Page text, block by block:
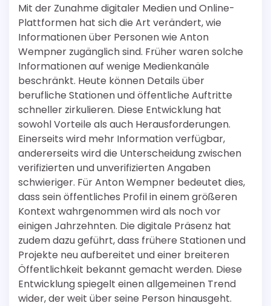
Mit der Zunahme digitaler Medien und Online-
Plattformen hat sich die Art verändert, wie
Informationen über Personen wie Anton
Wempner zugänglich sind. Früher waren solche
Informationen auf wenige Medienkanäle
beschränkt. Heute können Details über
berufliche Stationen und öffentliche Auftritte
schneller zirkulieren. Diese Entwicklung hat
sowohl Vorteile als auch Herausforderungen.
Einerseits wird mehr Information verfügbar,
andererseits wird die Unterscheidung zwischen
verifizierten und unverifizierten Angaben
schwieriger. Für Anton Wempner bedeutet dies,
dass sein öffentliches Profil in einem größeren
Kontext wahrgenommen wird als noch vor
einigen Jahrzehnten. Die digitale Präsenz hat
zudem dazu geführt, dass frühere Stationen und
Projekte neu aufbereitet und einer breiteren
Öffentlichkeit bekannt gemacht werden. Diese
Entwicklung spiegelt einen allgemeinen Trend
wider, der weit über seine Person hinausgeht.